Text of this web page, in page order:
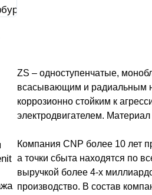
ZS – одноступенчатые,
всасывающим и радиальным
коррозионно стойким к
электродвигателем.
Компания CNP более 10 лет
а точки сбыта находятся по
выручкой более 4-х
производство. В состав